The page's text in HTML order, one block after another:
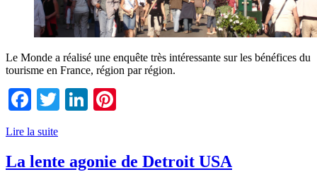
Le Monde a réalisé une enquête très intéressante sur les bénéfices du
tourisme en France, région par région.
Facebook
TwitterLinkedIn
Lire la suite
La lente agonie de Detroit USA